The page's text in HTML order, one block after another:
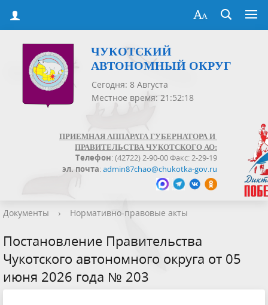
ЧУКОТСКИЙ
АВТОНОМНЫЙ ОКРУГ
Сегодня: 8 Августа
Местное время: 21:52:18
ПРИЕМНАЯ АППАРАТА ГУБЕРНАТОРА И
ПРАВИТЕЛЬСТВА ЧУКОТСКОГО АО:
Телефон: (42722) 2-90-00 Факс: 2-29-19
эл. почта:admin87chao@chukotka-gov.ru
Документы › Нормативно-правовые акты
Постановление Правительства
Чукотского автономного округа от 05
июня 2026 года № 203